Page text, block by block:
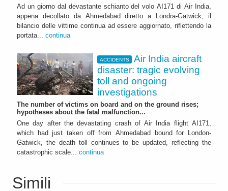
Ad un giorno dal devastante schianto del volo AI171 di Air India,
appena decollato da Ahmedabad diretto a Londra-Gatwick, il
bilancio delle vittime continua ad essere aggiornato, riflettendo la
portata... continua
ACCIDENTS
Air India aircraft
disaster: tragic evolving
toll and ongoing
investigations
The number of victims on board and on the ground rises;
hypotheses about the fatal malfunction...
One day after the devastating crash of Air India flight AI171,
which had just taken off from Ahmedabad bound for London-
Gatwick, the death toll continues to be updated, reflecting the
catastrophic scale... continua
Simili